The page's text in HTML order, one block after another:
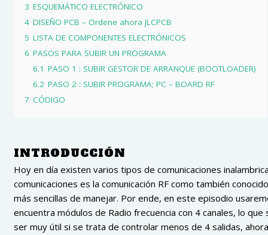
3 ESQUEMÁTICO ELECTRÓNICO
4 DISEÑO PCB – Ordene ahora JLCPCB
5 LISTA DE COMPONENTES ELECTRÓNICOS
6 PASOS PARA SUBIR UN PROGRAMA
6.1 PASO 1 : SUBIR GESTOR DE ARRANQUE (BOOTLOADER)
6.2 PASO 2 : SUBIR PROGRAMA; PC – BOARD RF
7 CÓDIGO
INTRODUCCIÓN
Hoy en día existen varios tipos de comunicaciones
comunicaciones es la comunicación RF como también
más sencillas de manejar. Por ende, en este episodio
encuentra módulos de Radio frecuencia con 4 canales, lo
ser muy útil si se trata de controlar menos de 4 salidas,